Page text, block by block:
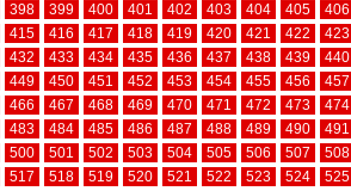
398 399 400 401 402 403 404 405 406
415 416 417 418 419 420 421 422 423
432 433 434 435 436 437 438 439 440
449 450 451 452 453 454 455 456 457
466 467 468 469 470 471 472 473 474
483 484 485 486 487 488 489 490 491
500 501 502 503 504 505 506 507 508
517 518 519 520 521 522 523 524 525